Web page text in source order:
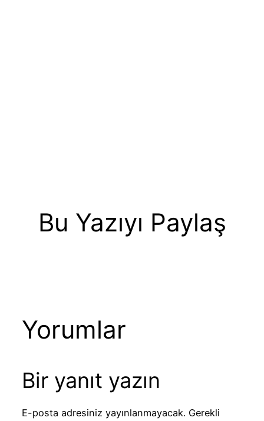
Bu Yazıyı Paylaş
Yorumlar
Bir yanıt yazın
E-posta adresiniz yayınlanmayacak. Gerekli